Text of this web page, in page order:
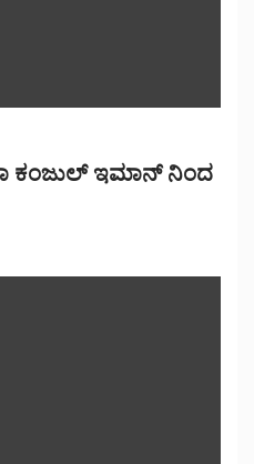
ಕಂಜುಲ್ ಇಮಾನ್ ನಿಂದ